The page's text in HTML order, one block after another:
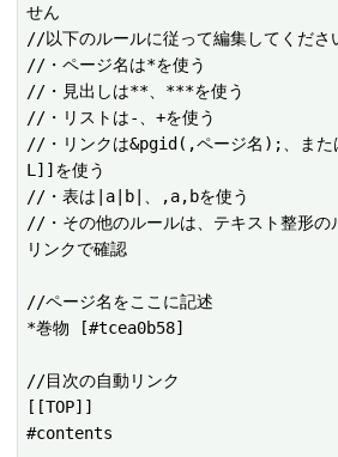
せん
//以下のルールに従って編集してくださ
//・ページ名は*を使う
//・見出しは**、***を使う
//・リストは-、+を使う
//・リンクは&pgid(,ページ名);、また
L]]を使う
//・表は|a|b|、,a,bを使う
//・その他のルールは、テキスト整形の
リンクで確認
//ページ名をここに記述
*巻物 [#tcea0b58]
//目次の自動リンク
[[TOP]]
#contents